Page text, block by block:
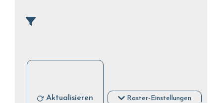
Aktualisieren Raster-Einstellungen